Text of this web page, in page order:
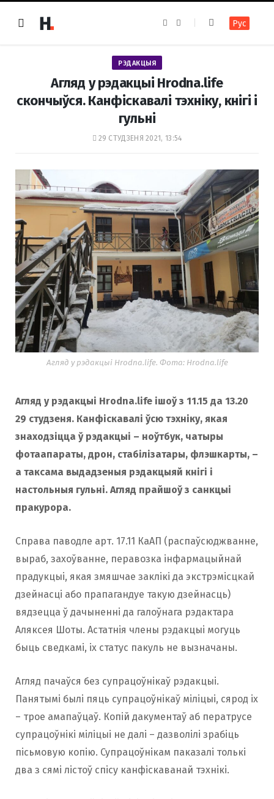
e
k
t
a
m
Рус
РЭДАКЦЫЯ
Агляд у рэдакцыі Hrodna.life
скончыўся. Канфіскавалі тэхніку, кнігі і
гульні
29 СТУДЗЕНЯ 2021, 13:54
Агляд у рэдакцыі Hrodna.life. Фота: Hrodna.life
Агляд у рэдакцыі Hrodna.life ішоў з 11.15 да 13.20
29 студзеня. Канфіскавалі ўсю тэхніку, якая
знаходзіцца ў рэдакцыі – ноўтбук, чатыры
фотаапараты, дрон, стабілізатары, флэшкарты, –
а таксама выдадзеныя рэдакцыяй кнігі і
настольныя гульні. Агляд прайшоў з санкцыі
пракурора.
Справа паводле арт. 17.11 КаАП (распаўсюджванне,
выраб, захоўванне, перавозка інфармацыйнай
прадукцыі, якая змяшчае заклікі да экстрэмісцкай
дзейнасці або прапагандуе такую дзейнасць)
вядзецца ў дачыненні да галоўнага рэдактара
Аляксея Шоты. Астатнія члены рэдакцыі могуць
быць сведкамі, іх статус пакуль не вызначаны.
Агляд пачаўся без супрацоўнікаў рэдакцыі.
Панятымі былі пяць супрацоўнікаў міліцыі, сярод іх
– трое амапаўцаў. Копій дакументаў аб ператрусе
супрацоўнікі міліцыі не далі – дазволілі зрабіць
пісьмовую копію. Супрацоўнікам паказалі толькі
два з сямі лістоў спісу канфіскаванай тэхнікі.